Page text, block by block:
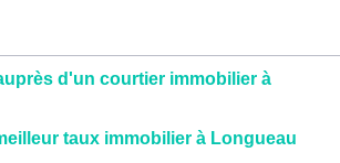
d'un courtier immobilier à
taux immobilier à Longueau